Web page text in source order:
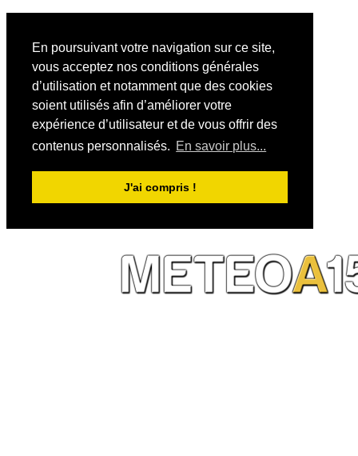
En poursuivant votre navigation sur ce site,
vous acceptez nos conditions générales
d’utilisation et notamment que des cookies
soient utilisés afin d’améliorer votre
expérience d’utilisateur et de vous offrir des
contenus personnalisés. En savoir plus...
J'ai compris !